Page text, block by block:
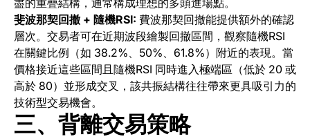
盡的重疊結構，通常構成理想的多頭進場點。
斐波那契回撤 + 隨機RSI: 費波那契回撤能提供額外的確認
層次。交易者可在近期波段繪製回撤區間，觀察隨機RSI
在關鍵比例（如 38.2%、50%、61.8%）附近的表現。當
價格接近這些區間且隨機RSI 同時進入極端區（低於 20 或
高於 80）並形成交叉，該共振結構往往帶來更具吸引力的
技術型交易機會。
三、背離交易策略